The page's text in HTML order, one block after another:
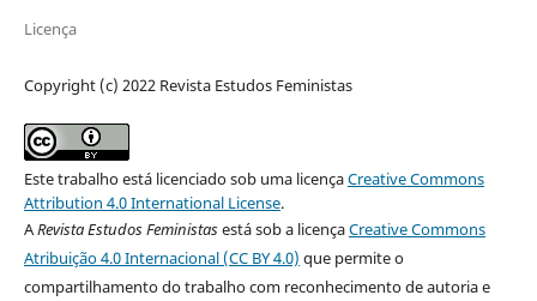
Licença
Copyright (c) 2022 Revista Estudos Feministas
Este trabalho está licenciado sob uma licençaCreative Commons
Attribution 4.0 International License.
ARevista Estudos Feministasestá sob a licençaCreative Commons
Atribuição 4.0 Internacional (CC BY 4.0) que permite o
compartilhamento do trabalho com reconhecimento de autoria e